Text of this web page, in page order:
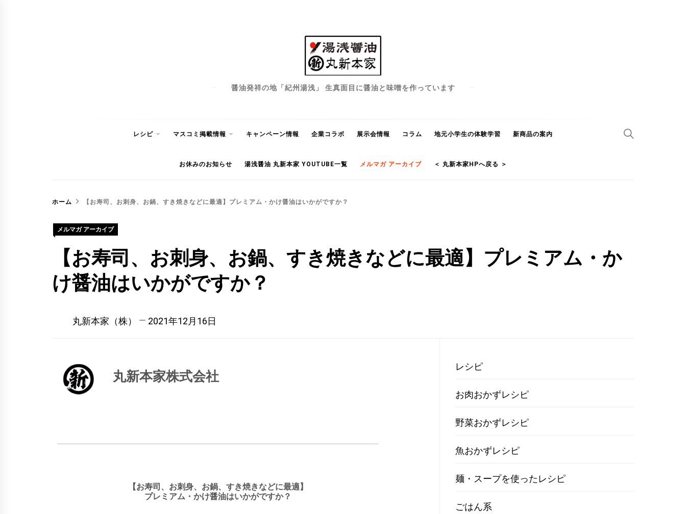
醤油発祥の地「紀州湯浅」 生真面目に醤油と味噌を作っています
レシピ マスコミ掲載情報 キャンペーン情報 企業コラボ 展示会情報 コラム 地元小学生の体験学習 新商品の案内
お休みのお知らせ 湯浅醤油 丸新本家 YOUTUBE一覧 メルマガ アーカイブ ＜ 丸新本家HPへ戻る ＞
ホーム 【お寿司、お刺身、お鍋、すき焼きなどに最適】プレミアム・かけ醤油はいかがですか？
メルマガ アーカイブ
【お寿司、お刺身、お鍋、すき焼きなどに最適】プレミアム・か
け醤油はいかがですか？
丸新本家（株） 2021年12月16日
丸新本家株式会社
【お寿司、お刺身、お鍋、すき焼きなどに最適】
プレミアム・かけ醤油はいかがですか？
レシピ
お肉おかずレシピ
野菜おかずレシピ
魚おかずレシピ
麺・スープを使ったレシピ
ごはん系